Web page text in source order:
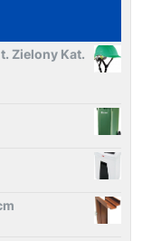
Zielony Kat.